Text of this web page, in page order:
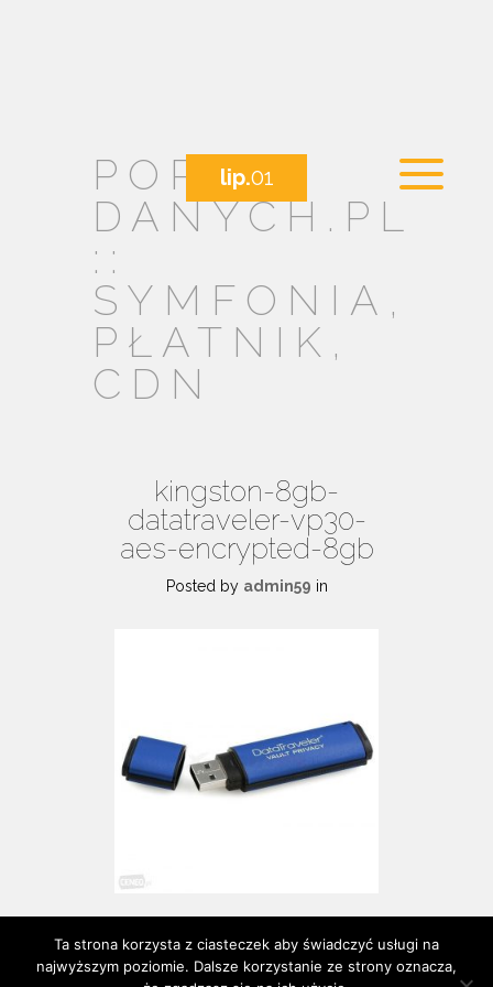
PORTAL
DANYCH.PL
::
SYMFONIA,
PŁATNIK,
CDN
kingston-8gb-
datatraveler-vp30-
aes-encrypted-8gb
Posted by admin59 in
lip.01
Proudly powered by WordPress
Ta strona korzysta z ciasteczek aby świadczyć usługi na
najwyższym poziomie. Dalsze korzystanie ze strony oznacza,